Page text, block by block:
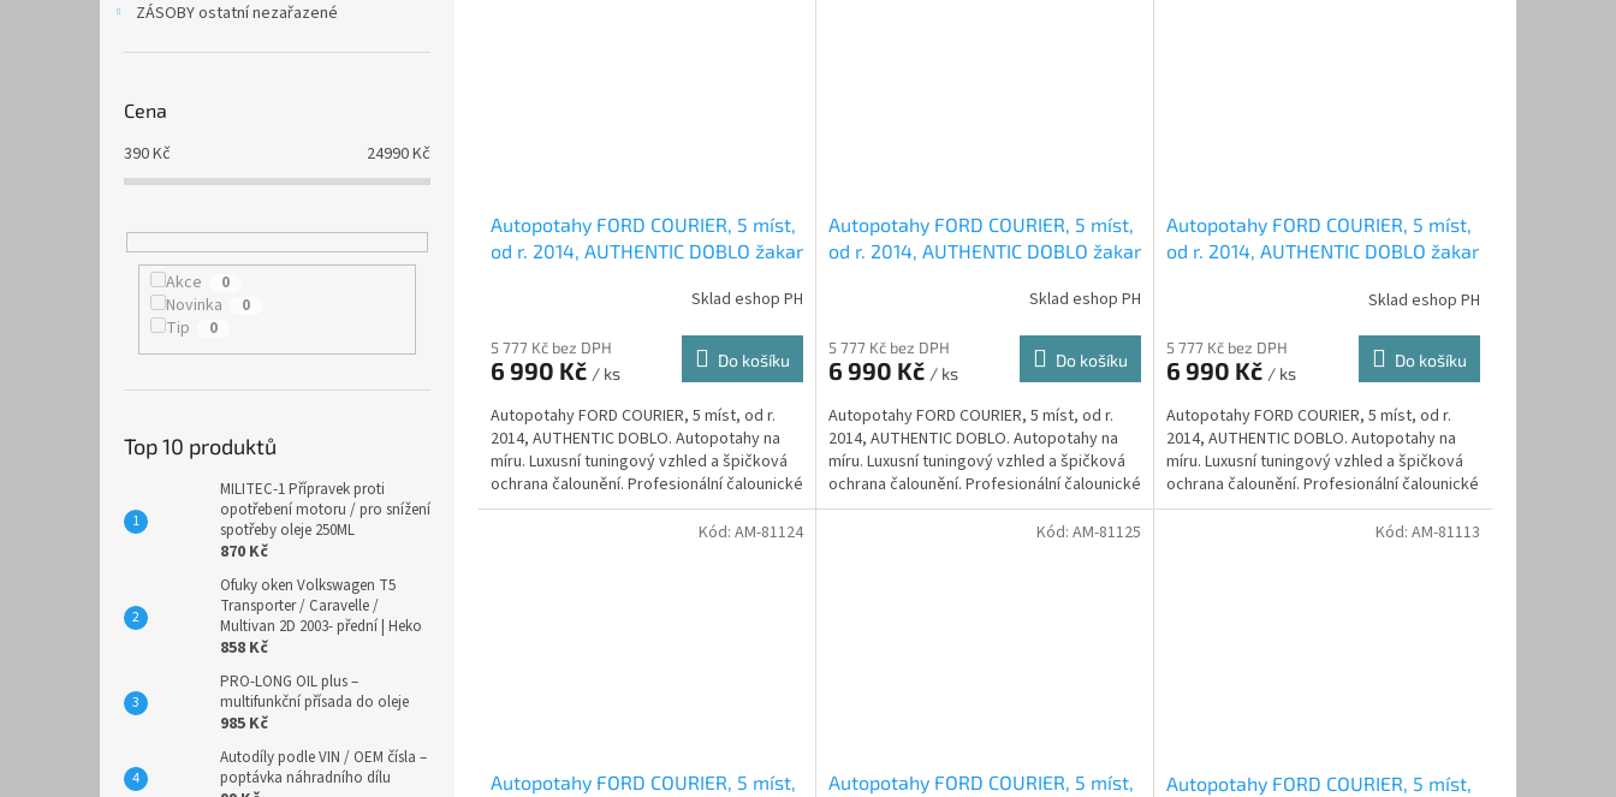
ZÁSOBY ostatní nezařazené
Cena
390Kč 24990Kč
Akce 0
Novinka 0
Tip 0
Top 10 produktů
MILITEC-1 Přípravek proti
opotřebení motoru / pro snížení
spotřeby oleje 250ML
870 Kč
Ofuky oken Volkswagen T5
Transporter / Caravelle /
Multivan 2D 2003- přední | Heko
858 Kč
PRO-LONG OIL plus –
multifunkční přísada do oleje
985 Kč
Autodíly podle VIN / OEM čísla –
poptávka náhradního dílu
Autopotahy FORD COURIER, 5 míst,
od r. 2014, AUTHENTIC DOBLO žakar
Sklad eshop PH
5 777 Kč bez DPH
6 990 Kč / ks
Do košíku
Autopotahy FORD COURIER, 5 míst, od r.
2014, AUTHENTIC DOBLO. Autopotahy na
míru. Luxusní tuningový vzhled a špičková
ochrana čalounění. Profesionální čalounické
zpracování....
Autopotahy FORD COURIER, 5 míst,
od r. 2014, AUTHENTIC DOBLO žakar
Sklad eshop PH
5 777 Kč bez DPH
6 990 Kč / ks
Do košíku
Autopotahy FORD COURIER, 5 míst, od r.
2014, AUTHENTIC DOBLO. Autopotahy na
míru. Luxusní tuningový vzhled a špičková
ochrana čalounění. Profesionální čalounické
zpracování....
Autopotahy FORD COURIER, 5 míst,
od r. 2014, AUTHENTIC DOBLO žakar
Sklad eshop PH
5 777 Kč bez DPH
6 990 Kč / ks
Do košíku
Autopotahy FORD COURIER, 5 míst, od r.
2014, AUTHENTIC DOBLO. Autopotahy na
míru. Luxusní tuningový vzhled a špičková
ochrana čalounění. Profesionální čalounické
zpracování....
Autopotahy FORD COURIER, 5 míst,
Kód: AM-81124
Autopotahy FORD COURIER, 5 míst,
Kód: AM-81125
Autopotahy FORD COURIER, 5 míst,
Kód: AM-81113